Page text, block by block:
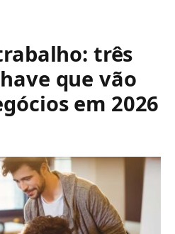
três
que vão
em 2026